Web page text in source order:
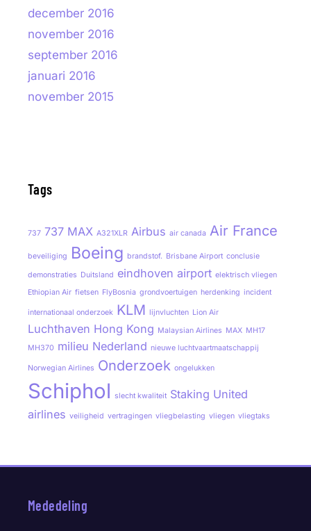
december 2016
november 2016
september 2016
januari 2016
november 2015
Tags
737 737 MAX A321XLR Airbus air canada Air France
beveiliging Boeing brandstof. Brisbane Airport conclusie
demonstraties Duitsland eindhoven airport elektrisch vliegen
Ethiopian Air fietsen FlyBosnia grondvoertuigen herdenking incident
internationaal onderzoek KLM lijnvluchten Lion Air
Luchthaven Hong Kong Malaysian Airlines MAX MH17
MH370 milieu Nederland nieuwe luchtvaartmaatschappij
Norwegian Airlines Onderzoek ongelukken
Schiphol slecht kwaliteit Staking United
airlines veiligheid vertragingen vliegbelasting vliegen vliegtaks
Mededeling